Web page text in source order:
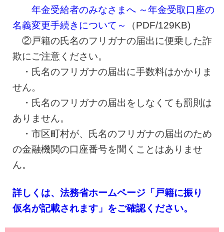
年金受給者のみなさまへ ～年金受取口座の
名義変更手続きについて～
（PDF/129KB)
②戸籍の氏名のフリガナの届出に便乗した詐
欺にご注意ください。
・氏名のフリガナの届出に手数料はかかりま
せん。
・氏名のフリガナの届出をしなくても罰則は
ありません。
・市区町村が、氏名のフリガナの届出のため
の金融機関の口座番号を聞くことはありませ
ん。
詳しくは、法務省ホームページ「戸籍に振り
仮名が記載されます」をご確認ください。